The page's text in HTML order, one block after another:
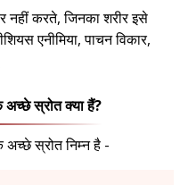
नहीं करते, जिनका शरीर इसे
एनीमिया, पाचन विकार,
अच्छे स्रोत क्या हैं?
अच्छे स्रोत निम्न है -